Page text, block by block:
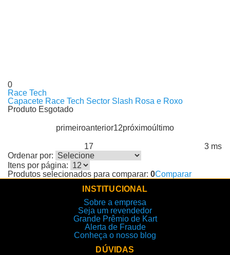
0
Race Tech
Capacete Race Tech Sector Slash Rosa e Roxo
Produto Esgotado
primeiroanterior12próximoúltimo
17
3 ms
Ordenar por:
Itens por página:
Produtos selecionados para comparar: 0Comparar
INSTITUCIONAL
Sobre a empresa
Seja um revendedor
Grande Prêmio de Kart
Alerta de Fraude
Conheça o nosso blog
DÚVIDAS